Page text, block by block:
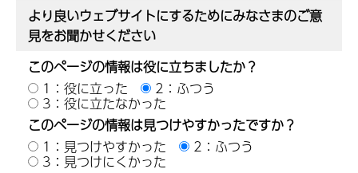
より良いウェブサイトにするためにみなさまのご意
見をお聞かせください
このページの情報は役に立ちましたか？
1：役に立った
2：ふつう
3：役に立たなかった
このページの情報は見つけやすかったですか？
1：見つけやすかった
2：ふつう
3：見つけにくかった